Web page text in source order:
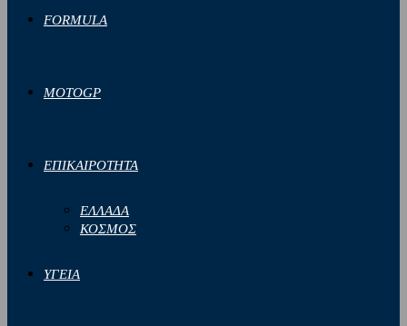
FORMULA
MOTOGP
ΕΠΙΚΑΙΡΟΤΗΤΑ
ΕΛΛΑΔΑ
ΚΟΣΜΟΣ
ΥΓΕΙΑ